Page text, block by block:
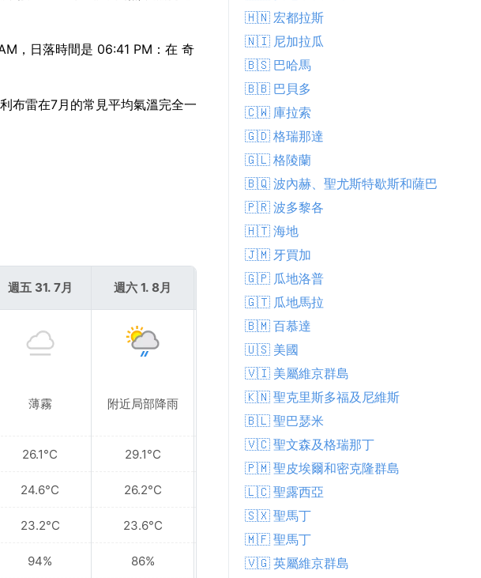
，日落時間是 06:41 PM：在 奇
雷在7月的常見平均氣溫完全一
週五 31. 7月
薄霧
26.1°C
24.6°C
23.2°C
94%
週六 1. 8月
附近局部降雨
29.1°C
26.2°C
23.6°C
86%
週日 2. 8月
局部多雲
30.5°C
26.3°C
23.7°C
85%
🇭🇳 宏都拉斯
🇳🇮 尼加拉瓜
🇧🇸 巴哈馬
🇧🇧 巴貝多
🇨🇼 庫拉索
🇬🇩 格瑞那達
🇬🇱 格陵蘭
🇧🇶 波內赫、聖尤斯特歇斯和薩巴
🇵🇷 波多黎各
🇭🇹 海地
🇯🇲 牙買加
🇬🇵 瓜地洛普
🇬🇹 瓜地馬拉
🇧🇲 百慕達
🇺🇸 美國
🇻🇮 美屬維京群島
🇰🇳 聖克里斯多福及尼維斯
🇧🇱 聖巴瑟米
🇻🇨 聖文森及格瑞那丁
🇵🇲 聖皮埃爾和密克隆群島
🇱🇨 聖露西亞
🇸🇽 聖馬丁
🇲🇫 聖馬丁
🇻🇬 英屬維京群島